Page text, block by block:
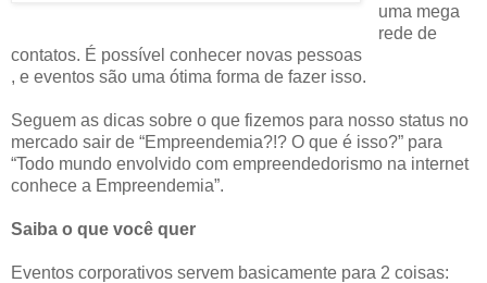
uma mega
rede de
contatos. É possível conhecer novas pessoas
, e eventos são uma ótima forma de fazer isso.
Seguem as dicas sobre o que fizemos para nosso status no
mercado sair de “Empreendemia?!? O que é isso?” para
“Todo mundo envolvido com empreendedorismo na internet
conhece a Empreendemia”.
Saiba o que você quer
Eventos corporativos servem basicamente para 2 coisas: